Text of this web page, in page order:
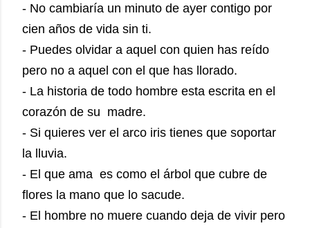
- No cambiaría un minuto de ayer contigo por
cien años de vida sin ti.
- Puedes olvidar a aquel con quien has reído
pero no a aquel con el que has llorado.
- La historia de todo hombre esta escrita en el
corazón de su madre.
- Si quieres ver el arco iris tienes que soportar
la lluvia.
- El que ama es como el árbol que cubre de
flores la mano que lo sacude.
- El hombre no muere cuando deja de vivir pero